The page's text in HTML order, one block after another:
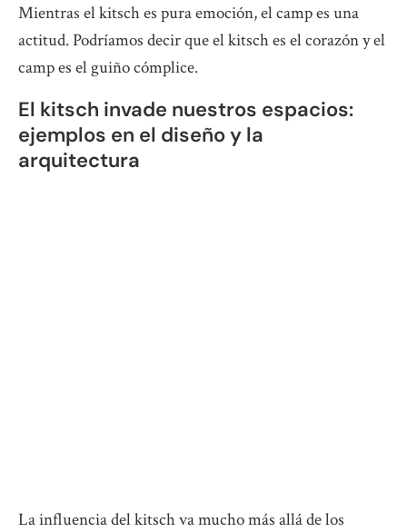
Mientras el kitsch es pura emoción, el camp es una
actitud. Podríamos decir que el kitsch es el corazón y el
camp es el guiño cómplice.
El kitsch invade nuestros espacios:
ejemplos en el diseño y la
arquitectura
La influencia del kitsch va mucho más allá de los